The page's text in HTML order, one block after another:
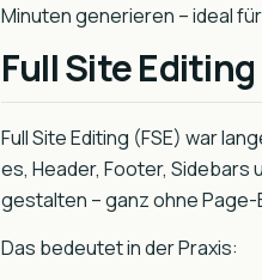
Minuten generieren – ideal
Full Site
Full Site Editing (FSE) war
es, Header, Footer,
gestalten – ganz ohne
Das bedeutet in der Praxis: